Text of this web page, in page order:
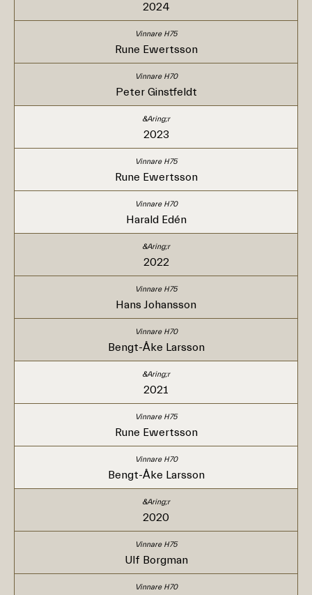
2024
Rune Ewertsson
Peter Ginstfeldt
2023
Rune Ewertsson
Harald Edén
2022
Hans Johansson
Bengt-Åke Larsson
2021
Rune Ewertsson
Bengt-Åke Larsson
2020
Ulf Borgman